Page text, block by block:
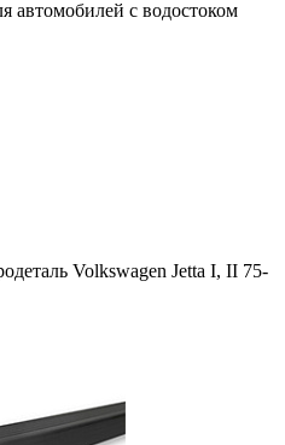
автомобилей с водостоком
Volkswagen Jetta I, II 75-